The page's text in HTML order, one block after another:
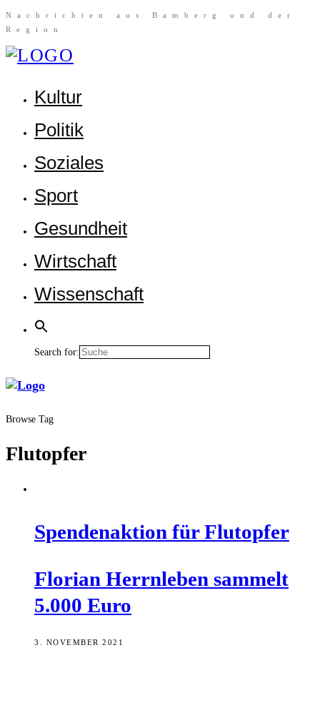
Nach­rich­ten aus Bam­berg und der
Region
Kul­tur
Poli­tik
Sozia­les
Sport
Gesund­heit
Wirt­schaft
Wis­sen­schaft
Search for:
Browse Tag
Flutopfer
Spen­den­ak­ti­on für Flutopfer
Flo­ri­an Herrn­le­ben sam­melt
5.000 Euro
3. NOVEMBER 2021